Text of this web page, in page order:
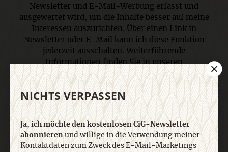
Newsletter und E-Mail-Werbung erfasst und
ausgewertet wird, um die Inhalte besser auf meine
Interessen auszurichten. Über einen Link in
Newsletter oder E-Mail kann ich diese Funktion
jederzeit ausschalten. Weiterführende
Informationen finden Sie in unseren
Datenschutzhinweisen.
E-Mail
NICHTS VERPASSEN
Ja, ich möchte den kostenlosen CiG-Newsletter
abonnierenund willige in die Verwendung meiner
Kontaktdaten zum Zweck des E-Mail-Marketings